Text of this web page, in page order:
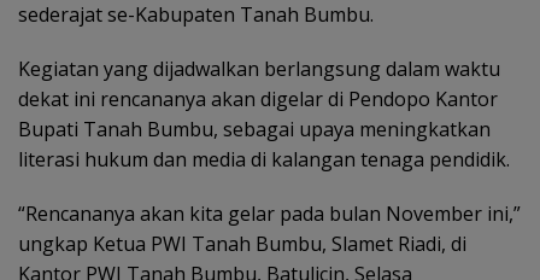
sederajat se-Kabupaten Tanah Bumbu.
Kegiatan yang dijadwalkan berlangsung dalam waktu
dekat ini rencananya akan digelar di Pendopo Kantor
Bupati Tanah Bumbu, sebagai upaya meningkatkan
literasi hukum dan media di kalangan tenaga pendidik.
“Rencananya akan kita gelar pada bulan November ini,”
ungkap Ketua PWI Tanah Bumbu, Slamet Riadi, di
Kantor PWI Tanah Bumbu, Batulicin, Selasa